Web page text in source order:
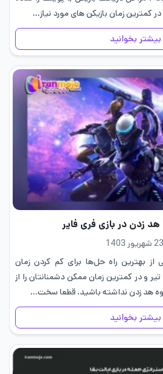
کمترین زمان بازیکن های مورد نیاز…
بیشتر بخوانید
زدن در بازی فری فایر
23 شهریور 1403
از بهترین راه حل‌ها برای کم کردن زمان
و در کمترین زمان ممکن دشمنانتان را از
هد زدن نداشته باشید، قطعا سخت…
بیشتر بخوانید